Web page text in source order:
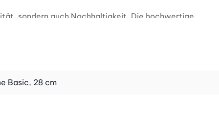
sondern auch Nachhaltigkeit. Die hochwertige
Bossi Bratpfannen Basic meistern jede
Basic, 28 cm